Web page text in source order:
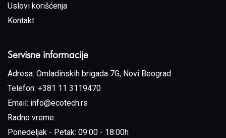
Uslovi korišćenja
Kontakt
Servisne informacije
Adresa: Omladinskih brigada 7G, Novi Beograd
Telefon: +381 11 3119470
Email: info@ecotech.rs
Radno vreme:
Ponedeljak - Petak: 09:00 - 18:00h